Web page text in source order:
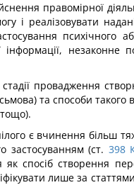
правомірної
і реалізовувати
психічного
інформації,
провадження
та способи
є вчинення більш
застосуванням (ст. 398
як спосіб створення
лише за статтями